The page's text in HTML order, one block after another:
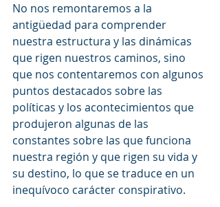
No nos remontaremos a la
antigüedad para comprender
nuestra estructura y las dinámicas
que rigen nuestros caminos, sino
que nos contentaremos con algunos
puntos destacados sobre las
políticas y los acontecimientos que
produjeron algunas de las
constantes sobre las que funciona
nuestra región y que rigen su vida y
su destino, lo que se traduce en un
inequívoco carácter conspirativo.